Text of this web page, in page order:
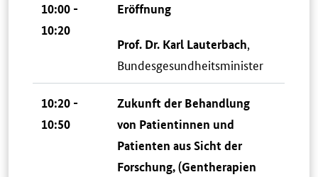
10:00 -
10:20
Eröffnung
Prof. Dr. Karl Lauterbach,
Bundesgesundheitsminister
10:20 -
10:50
Zukunft der Behandlung
von Patientinnen und
Patienten aus Sicht der
Forschung, (Gentherapien